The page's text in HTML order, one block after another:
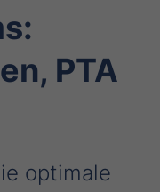
PTA
optimale